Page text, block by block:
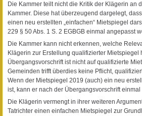
Die Kammer teilt nicht die Kritik der Klägerin an
Kammer. Diese hat überzeugend dargelegt,
einen neu erstellten „einfachen“ Mietspiegel
229 § 50 Abs. 1 S. 2 EGBGB einmal angepasst
Die Kammer kann nicht erkennen, welche
Klägerin zur Erstellung qualifizierter Mietspiegel
Übergangsvorschrift ist nicht auf qualifizierte
Gemeinden trifft überdies keine Pflicht,
Wenn der Mietspiegel 2019 (auch) ein neu
ist, kann er nach der Übergangsvorschrift
Die Klägerin vermengt in ihrer weiteren
Tatrichter einen einfachen Mietspiegel zur